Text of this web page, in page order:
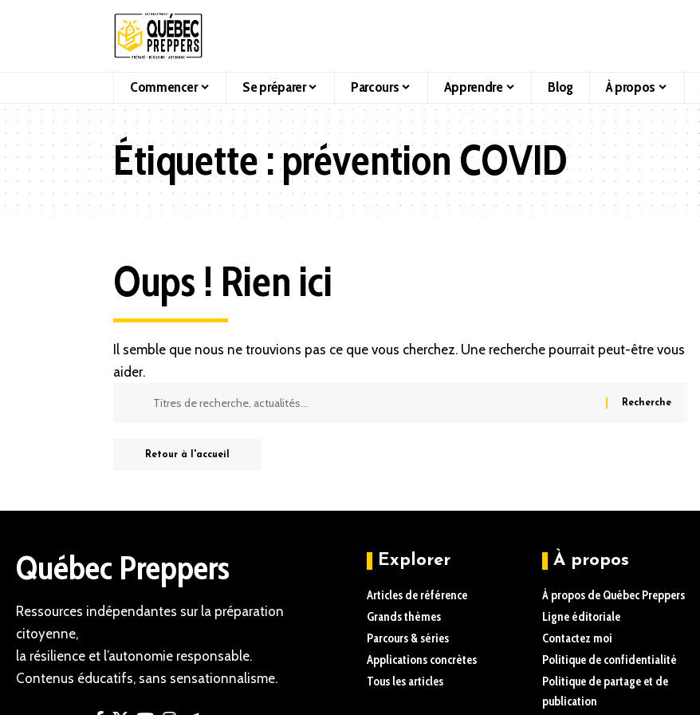
Commencer Se préparer Parcours Apprendre Blog À propos
Étiquette :prévention COVID
Oups ! Rien ici
Il semble que nous ne trouvions pas ce que vous cherchez. Une recherche pourrait peut-être vous
aider.
Retour à l'accueil
Québec Preppers
Ressources indépendantes sur la préparation
citoyenne,
la résilience et l’autonomie responsable.
Contenus éducatifs, sans sensationnalisme.
Explorer
Articles de référence
Grands thèmes
Parcours & séries
Applications concrètes
Tous les articles
À propos
À propos de Québec Preppers
Ligne éditoriale
Contactez moi
Politique de confidentialité
Politique de partage et de
publication